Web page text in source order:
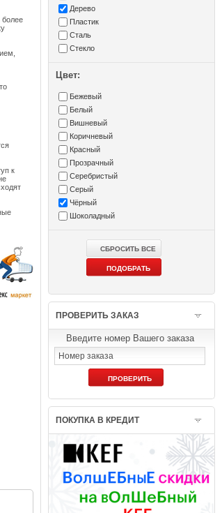
более
к
Дерево
Пластик
Сталь
Стекло
Цвет:
Бежевый
Белый
Вишневый
Коричневый
Красный
Прозрачный
Серебристый
Серый
Чёрный
Шоколадный
ПРОВЕРИТЬ ЗАКАЗ
Введите номер Вашего заказа
ПОКУПКА В КРЕДИТ